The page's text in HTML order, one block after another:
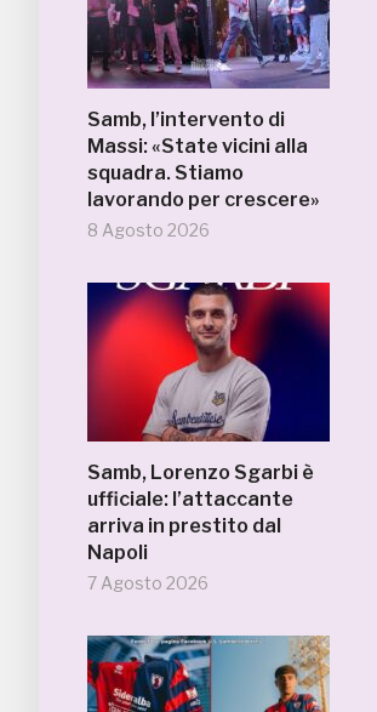
Samb, l’intervento di
Massi: «State vicini alla
squadra. Stiamo
lavorando per crescere»
8 Agosto 2026
Samb, Lorenzo Sgarbi è
ufficiale: l’attaccante
arriva in prestito dal
Napoli
7 Agosto 2026